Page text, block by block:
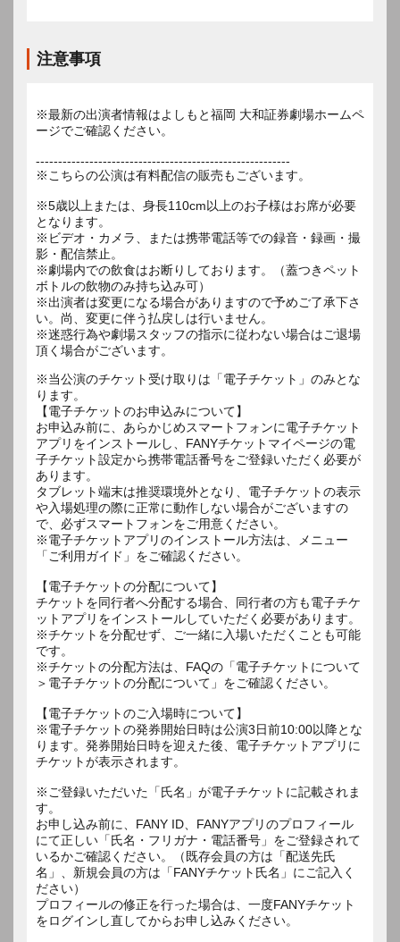
注意事項
※最新の出演者情報はよしもと福岡 大和証券劇場ホームペ
ージでご確認ください。
---------------------------------------------------------
※こちらの公演は有料配信の販売もございます。
※5歳以上または、身長110cm以上のお子様はお席が必要
となります。
※ビデオ・カメラ、または携帯電話等での録音・録画・撮
影・配信禁止。
※劇場内での飲食はお断りしております。（蓋つきペット
ボトルの飲物のみ持ち込み可）
※出演者は変更になる場合がありますので予めご了承下さ
い。尚、変更に伴う払戻しは行いません。
※迷惑行為や劇場スタッフの指示に従わない場合はご退場
※当公演のチケット受け取りは「電子チケット」のみとな
ります。
【電子チケットのお申込みについて】
お申込み前に、あらかじめスマートフォンに電子チケット
アプリをインストールし、FANYチケットマイページの電
子チケット設定から携帯電話番号をご登録いただく必要が
あります。
タブレット端末は推奨環境外となり、電子チケットの表示
や入場処理の際に正常に動作しない場合がございますの
で、必ずスマートフォンをご用意ください。
※電子チケットアプリのインストール方法は、メニュー
「ご利用ガイド」をご確認ください。
【電子チケットの分配について】
チケットを同行者へ分配する場合、同行者の方も電子チケ
ットアプリをインストールしていただく必要があります。
※チケットを分配せず、ご一緒に入場いただくことも可能
です。
※チケットの分配方法は、FAQの「電子チケットについて
＞電子チケットの分配について」をご確認ください。
【電子チケットのご入場時について】
※電子チケットの発券開始日時は公演3日前10:00以降とな
ります。発券開始日時を迎えた後、電子チケットアプリに
チケットが表示されます。
※ご登録いただいた「氏名」が電子チケットに記載されま
す。
お申し込み前に、FANY ID、FANYアプリのプロフィール
にて正しい「氏名・フリガナ・電話番号」をご登録されて
いるかご確認ください。（既存会員の方は「配送先氏
名」、新規会員の方は「FANYチケット氏名」にご記入く
ださい）
プロフィールの修正を行った場合は、一度FANYチケット
をログインし直してからお申し込みください。